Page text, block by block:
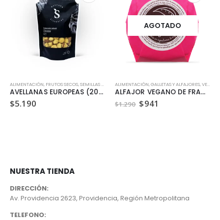
ALIMENTACIÓN, FRUTOS SECOS, SEMILLAS Y LEGUMBRES
AVELLANAS EUROPEAS (200 GR)
$5.190
AGOTADO
ALIMENTACIÓN,GALLETAS Y ALFAJORES,VEGANO
ALFAJOR VEGANO DE FRAMBUESA DULZURA VEGETAL 35GR
$1.290 El
precio
$941
NUESTRA TIENDA
DIRECCIÓN:
Av. Providencia 2623, Providencia, Región Metropolitana
TELEFONO: